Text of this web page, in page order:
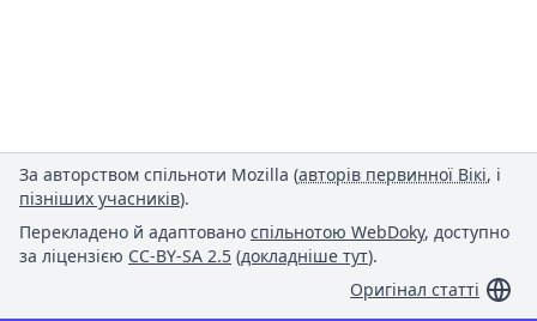
За авторством спільноти Mozilla (авторів первинної Вікі, і
пізніших учасників).
Перекладено й адаптовано спільнотою WebDoky, доступно
за ліцензією CC-BY-SA 2.5 (докладніше тут).
Оригінал статті